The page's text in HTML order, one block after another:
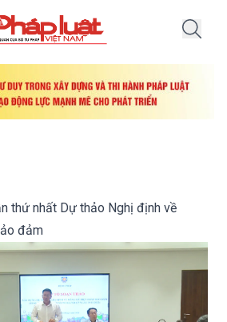
thứ nhất Dự thảo Nghị định về
đảm